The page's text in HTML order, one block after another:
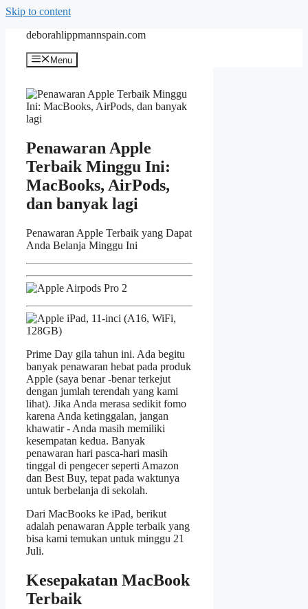
Skip to content
deborahlippmannspain.com
Menu
Penawaran Apple
Terbaik Minggu Ini:
MacBooks, AirPods,
dan banyak lagi
Penawaran Apple Terbaik yang Dapat
Anda Belanja Minggu Ini
Prime Day gila tahun ini. Ada begitu
banyak penawaran hebat pada produk
Apple (saya benar -benar terkejut
dengan jumlah terendah yang kami
lihat). Jika Anda merasa sedikit fomo
karena Anda ketinggalan, jangan
khawatir - Anda masih memiliki
kesempatan kedua. Banyak
penawaran hari pasca-hari masih
tinggal di pengecer seperti Amazon
dan Best Buy, tepat pada waktunya
untuk berbelanja di sekolah.
Dari MacBooks ke iPad, berikut
adalah penawaran Apple terbaik yang
bisa kami temukan untuk minggu 21
Juli.
Kesepakatan MacBook
Terbaik